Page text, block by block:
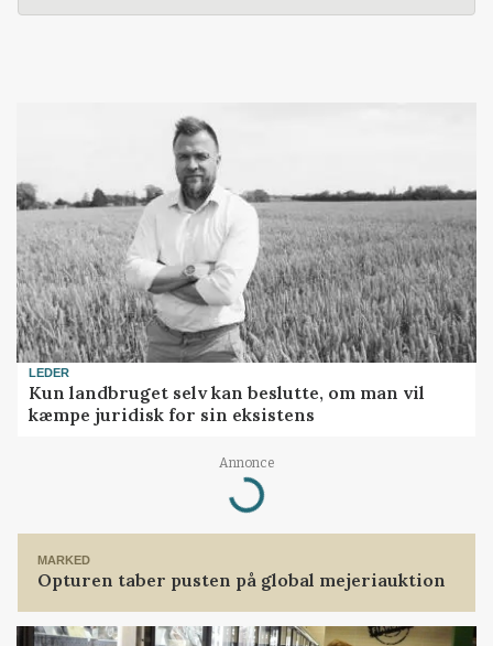
LEDER
Kun landbruget selv kan beslutte, om man vil
kæmpe juridisk for sin eksistens
Annonce
Loading...
MARKED
Opturen taber pusten på global mejeriauktion